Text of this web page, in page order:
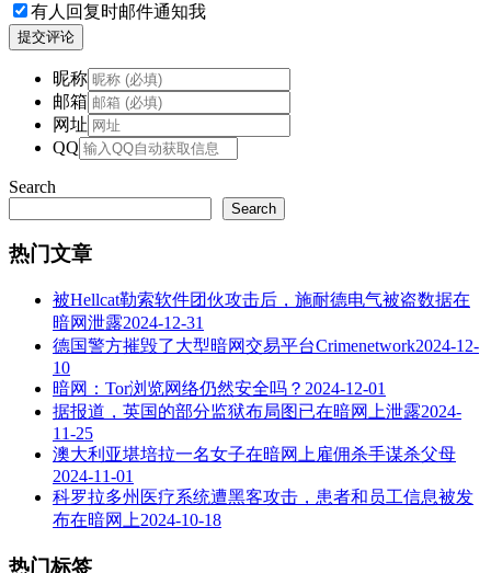
有人回复时邮件通知我
提交评论
昵称
邮箱
网址
QQ
Search
Search
热门文章
被Hellcat勒索软件团伙攻击后，施耐德电气被盗数据在
暗网泄露2024-12-31
德国警方摧毁了大型暗网交易平台Crimenetwork2024-12-
10
暗网：Tor浏览网络仍然安全吗？ 2024-12-01
据报道，英国的部分监狱布局图已在暗网上泄露2024-
11-25
澳大利亚堪培拉一名女子在暗网上雇佣杀手谋杀父母
2024-11-01
科罗拉多州医疗系统遭黑客攻击，患者和员工信息被发
布在暗网上2024-10-18
热门标签